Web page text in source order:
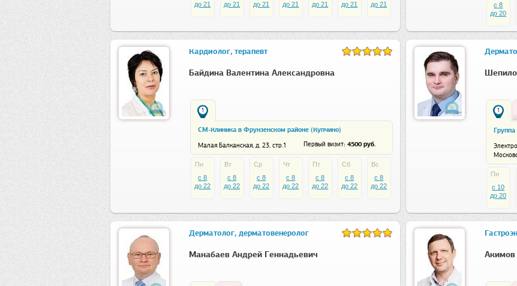
до 21
до 21
до 21
до 21
до 21
до 21
до 21
c 8
до 20
Кардиолог, терапевт
Байдина Валентина Александровна
1
СМ-Клиника в Фрунзенском районе (Купчино)
Малая Балканская, д. 23, стр.1 Первый визит: 4500 руб.
Пн
c 8
до 22
Вт
c 8
до 22
Ср
c 8
до 22
Чт
c 8
до 22
Пт
c 8
до 22
Сб
c 8
до 22
Вс
c 8
до 22
Шепило
1
Пн
c 10
до 20
Дерматолог, дерматовенеролог
Манабаев Андрей Геннадьевич Акимов